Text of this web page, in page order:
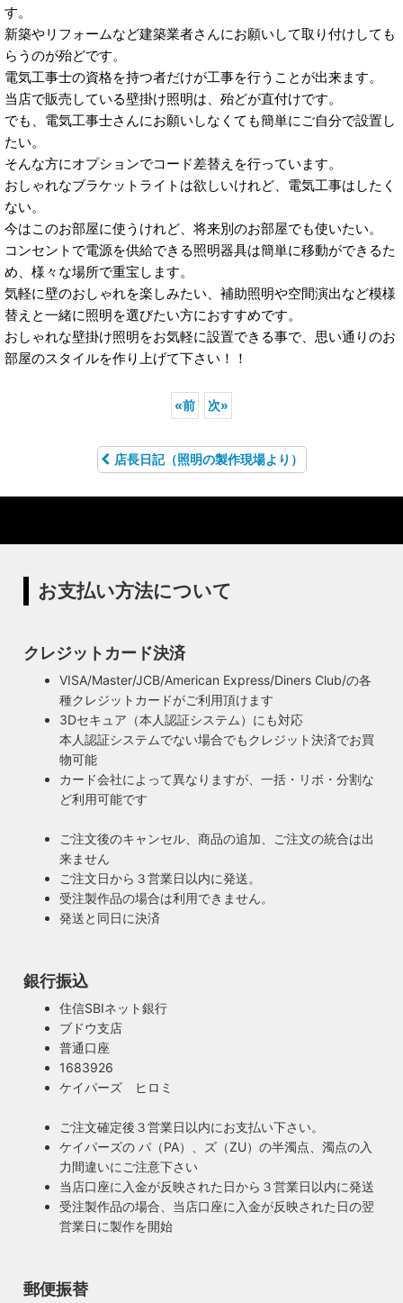
す。
新築やリフォームなど建築業者さんにお願いして取り付けしても
らうのが殆どです。
電気工事士の資格を持つ者だけが工事を行うことが出来ます。
当店で販売している壁掛け照明は、殆どが直付けです。
でも、電気工事士さんにお願いしなくても簡単にご自分で設置し
たい。
そんな方にオプションでコード差替えを行っています。
おしゃれなブラケットライトは欲しいけれど、電気工事はしたく
ない。
今はこのお部屋に使うけれど、将来別のお部屋でも使いたい。
コンセントで電源を供給できる照明器具は簡単に移動ができるた
め、様々な場所で重宝します。
気軽に壁のおしゃれを楽しみたい、補助照明や空間演出など模様
替えと一緒に照明を選びたい方におすすめです。
おしゃれな壁掛け照明をお気軽に設置できる事で、思い通りのお
部屋のスタイルを作り上げて下さい！！
«前 次»
店長日記（照明の製作現場より）
お支払い方法について
クレジットカード決済
VISA/Master/JCB/American Express/Diners Club/の各
種クレジットカードがご利用頂けます
3Dセキュア（本人認証システム）にも対応
本人認証システムでない場合でもクレジット決済でお買
物可能
カード会社によって異なりますが、一括・リボ・分割な
ど利用可能です
ご注文後のキャンセル、商品の追加、ご注文の統合は出
来ません
ご注文日から３営業日以内に発送。
受注製作品の場合は利用できません。
発送と同日に決済
銀行振込
住信SBIネット銀行
ブドウ支店
普通口座
1683926
ケイパーズ ヒロミ
ご注文確定後３営業日以内にお支払い下さい。
ケイパーズの パ（PA）、ズ（ZU）の半濁点、濁点の入
力間違いにご注意下さい
当店口座に入金が反映された日から３営業日以内に発送
受注製作品の場合、当店口座に入金が反映された日の翌
営業日に製作を開始
郵便振替